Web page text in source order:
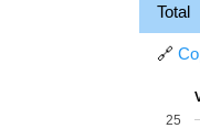
Total
🔗
25